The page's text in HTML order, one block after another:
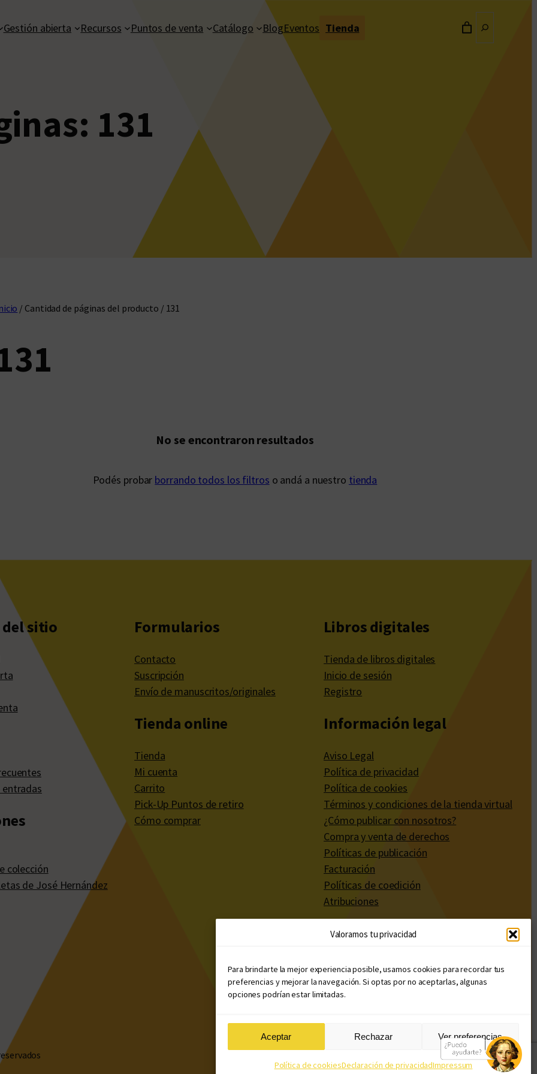
Valoramos tu privacidad
Para brindarte la mejor experiencia posible, usamos cookies para recordar tus
preferencias y mejorar la navegación. Si optas por no aceptarlas, algunas
opciones podrían estar limitadas.
Aceptar Rechazar Ver preferencias
Política de cookiesDeclaración de privacidadImpressum
Gestión abierta Recursos Puntos de venta Catálogo BlogEventos Tienda
131
/ Cantidad de páginas del producto / 131
No se encontraron resultados
Podés probar borrando todos los filtros o andá a nuestro tienda
del sitio
entradas
colección
de José Hernández
Formularios
Contacto
Suscripción
Envío de manuscritos/originales
Tienda online
Tienda
Mi cuenta
Carrito
Pick-Up Puntos de retiro
Cómo comprar
Libros digitales
Tienda de libros digitales
Inicio de sesión
Registro
Información legal
Aviso Legal
Política de privacidad
Política de cookies
Términos y condiciones de la tienda virtual
¿Cómo publicar con nosotros?
Compra y venta de derechos
Políticas de publicación
Facturación
Políticas de coedición
Atribuciones
Diseño web: Llama Creativa